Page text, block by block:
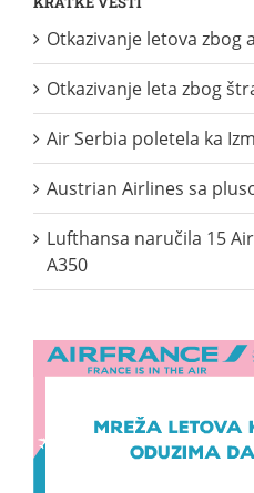
Otkazivanje letova zbog
Otkazivanje leta zbog
Air Serbia poletela ka
Austrian Airlines sa
Lufthansa naručila 15
A350